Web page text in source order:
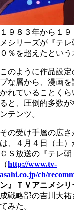
１９８３年から１
メシリーズが『テ
０％を超えたとい
このように作品設
プな層から、漫画
かれていることく
ると、圧倒的多数
ンテンツ。
その受け手層の広
は、４月４日（土）
ＣＳ放送の『テレ
（http://www.tv-
asahi.co.jp/ch/
ン』ＴＶアニメシリ
成戦略部の吉川大
てみた。